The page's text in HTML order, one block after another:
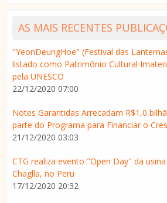
AS MAIS RECENTES
"YeonDeungHoe" (Festival das
listado como Patrimônio Cultural
pela UNESCO
22/12/2020 07:00
Notes Garantidas Arrecadam R$1,0
parte do Programa para Financiar o
21/12/2020 03:03
CTG realiza evento "Open Day" da
Chaglla, no Peru
17/12/2020 20:32